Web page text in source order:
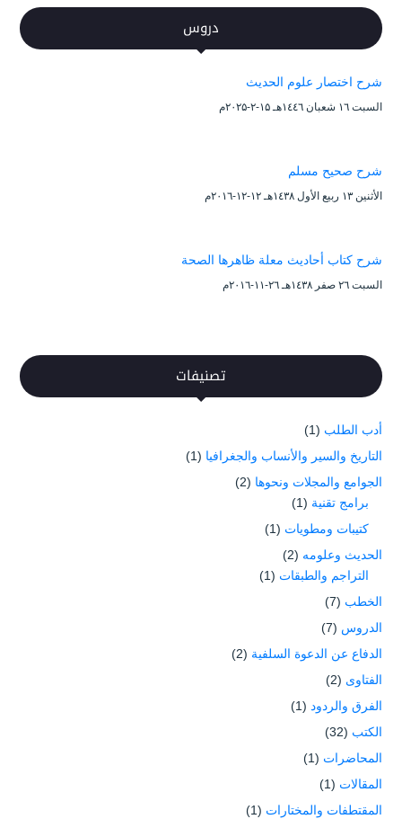
دروس
شرح اختصار علوم الحديث
السبت ۱٦ شعبان ۱٤٤٦هـ ۱۵-۲-۲۰۲۵م
شرح صحيح مسلم
الأثنين ۱۳ ربيع الأول ۱٤۳۸هـ ۱۲-۱۲-۲۰۱٦م
شرح كتاب أحاديث معلة ظاهرها الصحة
السبت ۲٦ صفر ۱٤۳۸هـ ۲٦-۱۱-۲۰۱٦م
تصنيفات
أدب الطلب (1)
التاريخ والسير والأنساب والجغرافيا (1)
الجوامع والمجلات ونحوها (2)
برامج تقنية (1)
كتيبات ومطويات (1)
الحديث وعلومه (2)
التراجم والطبقات (1)
الخطب (7)
الدروس (7)
الدفاع عن الدعوة السلفية (2)
الفتاوى (2)
الفرق والردود (1)
الكتب (32)
المحاضرات (1)
المقالات (1)
المقتطفات والمختارات (1)